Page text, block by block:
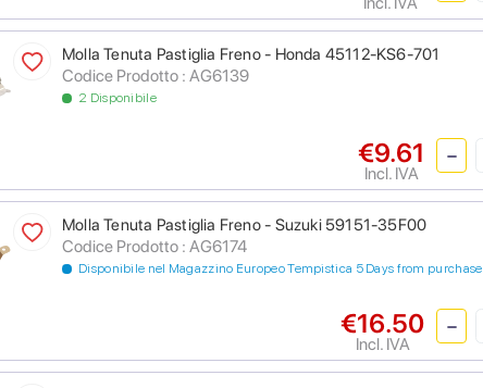
Molla Tenuta Pastiglia Freno - Honda 45112-KS6-701
Codice Prodotto : AG6139
2 Disponibile
€9.61
Incl. IVA
Molla Tenuta Pastiglia Freno - Suzuki 59151-35F00
Codice Prodotto : AG6174
Disponibile nel Magazzino Europeo Tempistica 5 Days from purchase
€16.50
Incl. IVA